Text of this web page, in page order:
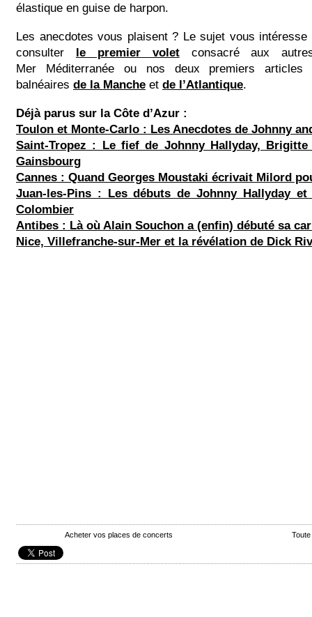
élastique en guise de harpon.
Les anecdotes vous plaisent ? Le sujet vous intéresse
consulter le premier voletconsacré aux
Mer Méditerranée ou nos deux premiers
balnéaires de la Manche et de l’Atlantique.
Déjà parus sur la Côte d’Azur :
Toulon et Monte-Carlo : Les Anecdotes de Johnny
Saint-Tropez : Le fief de Johnny Hallyday,
Gainsbourg
Cannes : Quand Georges Moustaki écrivait Milord
Juan-les-Pins : Les débuts de Johnny Hallyday
Colombier
Antibes : Là où Alain Souchon a (enfin) débuté sa
Nice, Villefranche-sur-Mer et la révélation de Dick
Acheter vos places de concerts